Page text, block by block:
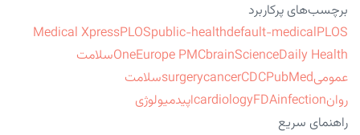
برچسب‌های پرکاربرد
Medical XpressPLOSpublic-healthdefault-medicalPLOS
OneEurope PMCbrainScienceDaily Health
سلامت
عمومی
surgerycancerCDCPubMed
سلامت
روان
cardiologyFDAinfection
اپیدمیولوژی
راهنمای سریع